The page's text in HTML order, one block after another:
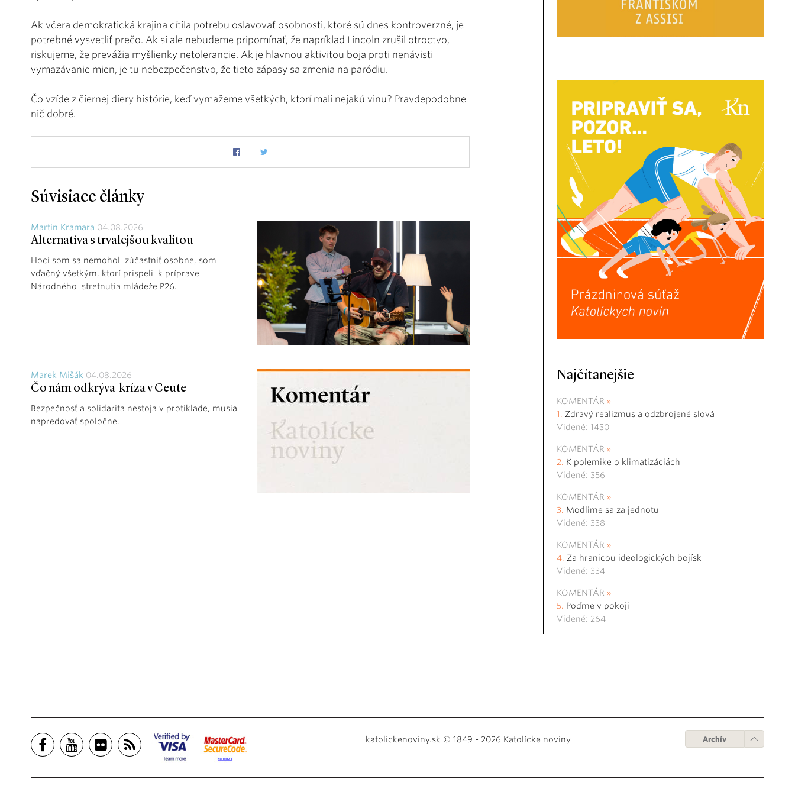
Ak včera demokratická krajina cítila potrebu oslavovať osobnosti, ktoré sú dnes kontroverzné, je
potrebné vysvetliť prečo. Ak si ale nebudeme pripomínať, že napríklad Lincoln zrušil otroctvo,
riskujeme, že prevážia myšlienky netolerancie. Ak je hlavnou aktivitou boja proti nenávisti
vymazávanie mien, je tu nebezpečenstvo, že tieto zápasy sa zmenia na paródiu.
Čo vzíde z čiernej diery histórie, keď vymažeme všetkých, ktorí mali nejakú vinu? Pravdepodobne
nič dobré.
Súvisiace články
Martin Kramara 04.08.2026
Alternatíva s trvalejšou kvalitou
Hoci som sa nemohol zúčastniť osobne, som
vďačný všetkým, ktorí prispeli k príprave
Národného stretnutia mládeže P26.
Marek Mišák 04.08.2026
Čo nám odkrýva kríza v Ceute
Bezpečnosť a solidarita nestoja v protiklade, musia
napredovať spoločne.
Najčítanejšie
KOMENTÁR
Zdravý realizmus a odzbrojené slová
Videné: 1430
KOMENTÁR
K polemike o klimatizáciách
Videné: 356
KOMENTÁR
Modlime sa za jednotu
Videné: 338
KOMENTÁR
Za hranicou ideologických bojísk
Videné: 334
KOMENTÁR
Poďme v pokoji
Videné: 264
katolickenoviny.sk © 1849 - 2026 Katolícke noviny Archív